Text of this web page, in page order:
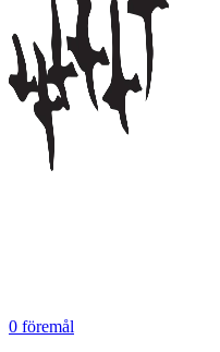
0 föremål